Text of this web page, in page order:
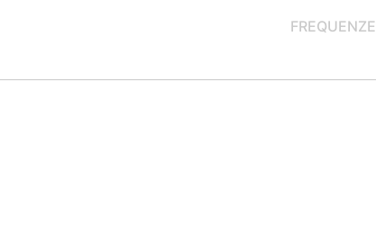
FREQUENZE